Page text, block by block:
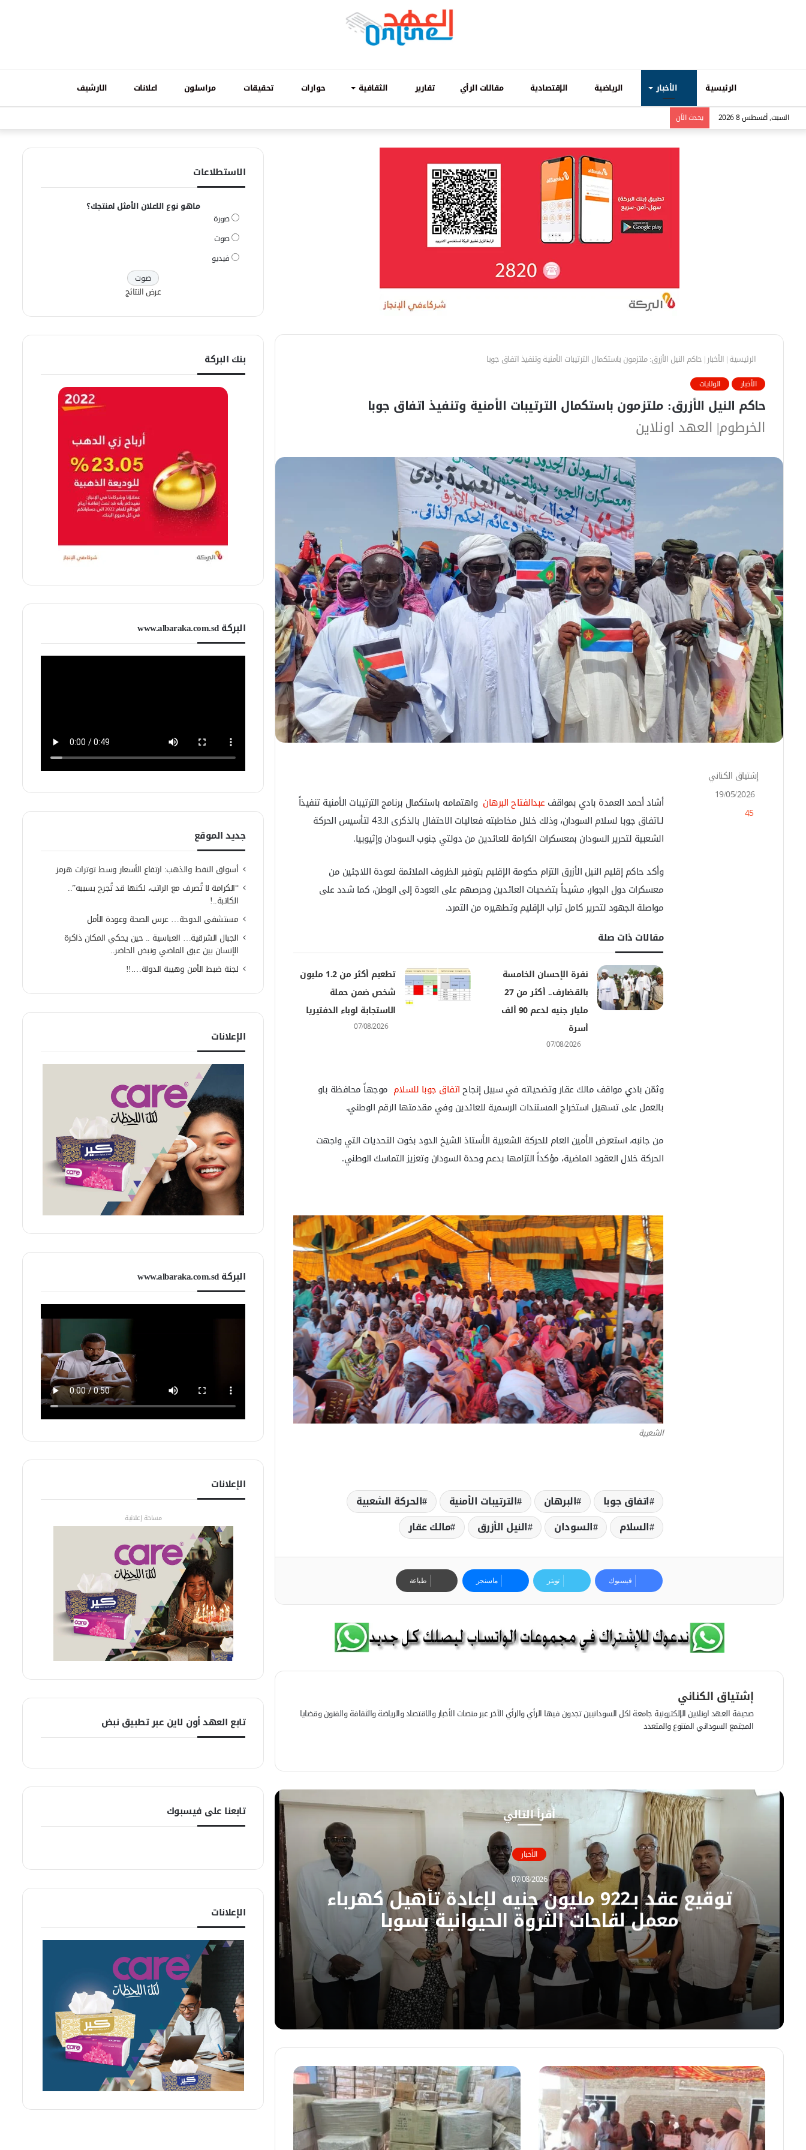
الرئيسية الأخبار الرياضية الإقتصادية مقالات الرأي تقارير الثقافية حوارات تحقيقات مراسلون اعلانات الارشيف
السبت, أغسطس 8 2026 يحدث الاَن
الرئيسية| الأخبار| حاكم النيل الأزرق: ملتزمون باستكمال الترتيبات الأمنية وتنفيذ اتفاق جوبا
الأخبار الولايات
حاكم النيل الأزرق: ملتزمون باستكمال الترتيبات الأمنية وتنفيذ اتفاق جوبا
الخرطوم| العهد اونلاين
أشاد أحمد العمدة بادي بمواقف عبدالفتاح البرهان واهتمامه باستكمال برنامج الترتيبات الأمنية تنفيذاً
لـاتفاق جوبا لسلام السودان، وذلك خلال مخاطبته فعاليات الاحتفال بالذكرى الـ43 لتأسيس الحركة
الشعبية لتحرير السودان بمعسكرات الكرامة للعائدين من دولتي جنوب السودان وإثيوبيا.
وأكد حاكم إقليم النيل الأزرق التزام حكومة الإقليم بتوفير الظروف الملائمة لعودة اللاجئين من
معسكرات دول الجوار، مشيداً بتضحيات العائدين وحرصهم على العودة إلى الوطن، كما شدد على
مواصلة الجهود لتحرير كامل تراب الإقليم وتطهيره من التمرد.
مقالات ذات صلة
نفرة الإحسان الخامسة
بالقضارف.. أكثر من 27
مليار جنيه لدعم 90 ألف
أسرة
07/08/2026
تطعيم أكثر من 1.2 مليون
شخص ضمن حملة
الاستجابة لوباء الدفتيريا
07/08/2026
وثمّن بادي مواقف مالك عقار وتضحياته في سبيل إنجاحاتفاق جوبا للسلام موجهاً محافظة باو
بالعمل على تسهيل استخراج المستندات الرسمية للعائدين وفي مقدمتها الرقم الوطني.
من جانبه، استعرض الأمين العام للحركة الشعبية الأستاذ الشيخ الدود بخوت التحديات التي واجهت
الحركة خلال العقود الماضية، مؤكداً التزامها بدعم وحدة السودان وتعزيز التماسك الوطني.
الشعبية
اتفاق جوبا البرهان الترتيبات الأمنية
الحركة الشعبية
السلام
السودان النيل الأزرق مالك عقار
إشتياق الكناني
19/05/2026
45
فيسبوك تويتر ماسنجر طباعة
إشتياق الكناني
صحيفة العهد اونلاين الإلكترونية جامعة لكل السودانيين تجدون فيها الرأي والرأي الآخر عبر منصات الأخبار والاقتصاد والرياضة والثقافة والفنون وقضايا
المجتمع السوداني المتنوع والمتعدد
و
ق
ب
س
ب
و
أقرأ التالي
الأخبار
07/08/2026
توقيع عقد بـ922 مليون جنيه لإعادة تأهيل كهرباء
معمل لقاحات الثروة الحيوانية بسوبا
07/08/2026
توقيع عقد بـ922 مليون جنيه لإعادة تأهيل كهرباء معمل لقاحات الثروة الحيوانية بسوبا
شرطة التعدين تضبط 5 كيلوغرامات من الذهب المهرب بنهر النيل
07/08/2026
بعد توقف أكثر من 20 عاماً.. افتتاح مستشفى عمر نور الدائم المرجعي بنعيمة غدا
الاستطلاعات
ماهو نوع الاعلان الأمثل لمنتجك؟
صورة
صوت
فيديو
عرض النتائج
بنك البركة
البركة www.albaraka.com.sd
جديد الموقع
أسواق النفط والذهب: ارتفاع الأسعار وسط توترات هرمز
“الكرامة لا تُصرف مع الراتب، لكنها قد تُجرح بسببه”..
الكاتبة..!
مستشفى الدوحة… عرس الصحة وعودة الأمل
الجبال الشرقية… العباسية .. حين يحكي المكان ذاكرة
الإنسان بين عبق الماضي ونبض الحاضر..
لجنة ضبط الأمن وهيبة الدولة….!!
الإعلانات
البركة www.albaraka.com.sd
الإعلانات
مساحة إعلانية
تابع العهد أون لاين عبر تطبيق نبض
تابعنا على فيسبوك
الإعلانات